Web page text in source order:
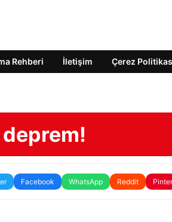
Rehberi İletişim Çerez
Facebook WhatsApp Reddit